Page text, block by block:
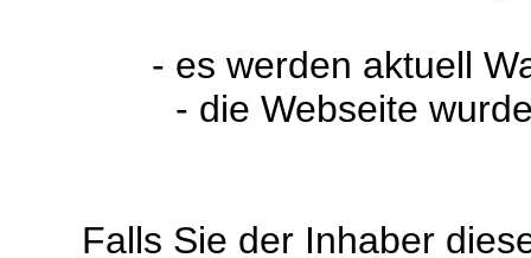
- es werden aktuell
- die Webseite
Falls Sie der Inhaber